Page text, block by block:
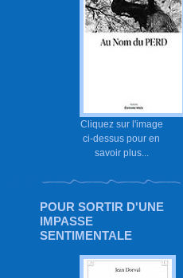
Cliquez sur l'image
ci-dessus pour en
savoir plus...
POUR SORTIR D'UNE
IMPASSE
SENTIMENTALE